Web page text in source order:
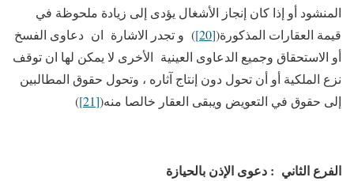
المنشود أو إذا كان إنجاز الأشغال يؤدى إلى زيادة ملحوظة في
قيمة العقارات المذكورة([20]
) و تجدر الاشارة ان دعاوى الفسخ
أو الاستحقاق وجميع الدعاوى العينية الأخرى لا يمكن لها ان توقف
نزع الملكية أو أن تحول دون إنتاج آثاره ، وتحول حقوق المطالبين
إلى حقوق في التعويض ويبقى العقار خالصا منه([21]
)
الفرع الثاني : دعوى الإذن بالحيازة